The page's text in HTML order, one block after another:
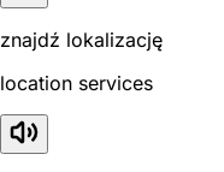
znajdź lokalizację
location services